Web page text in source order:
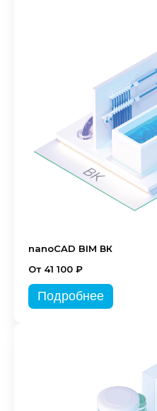
nanoCAD BIM ВК
От 41 100 ₽
Подробнее